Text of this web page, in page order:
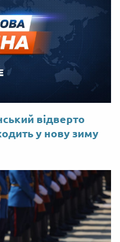
відверто
у нову зиму